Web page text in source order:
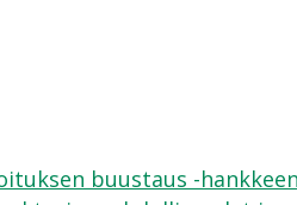
buustaus -